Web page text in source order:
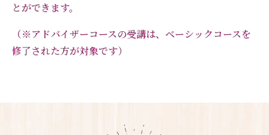
とができます。
（※アドバイザーコースの受講は、ベーシックコースを
修了された方が対象です）